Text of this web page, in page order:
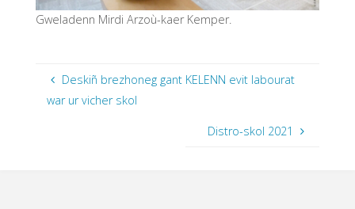
Gweladenn Mirdi Arzoù-kaer Kemper.
Deskiñ brezhoneg gant KELENN evit labourat
war ur vicher skol
Distro-skol 2021